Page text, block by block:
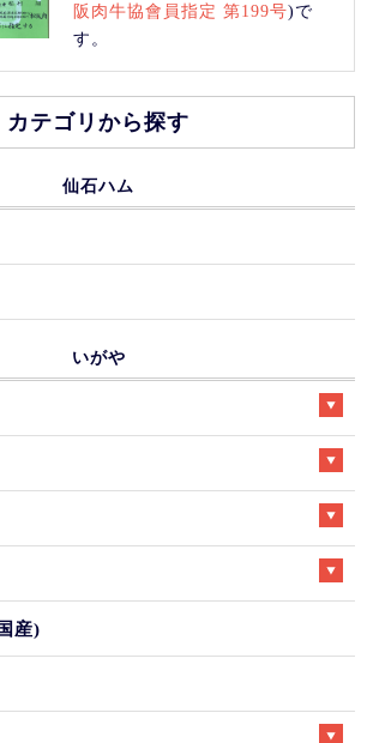
阪肉牛協會員指定 第199号)で
す。
カテゴリから探す
仙石ハム
いがや
産)